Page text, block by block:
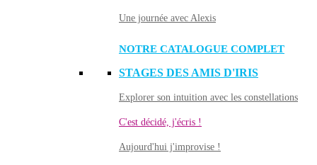
Une journée avec Alexis
NOTRE CATALOGUE COMPLET
STAGES DES AMIS D'IRIS
Explorer son intuition avec les constellations
C'est décidé, j'écris !
Aujourd'hui j'improvise !